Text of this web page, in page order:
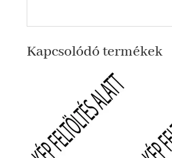
Kapcsolódó termékek